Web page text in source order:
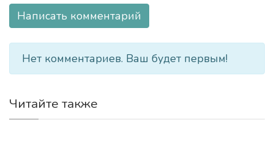
Написать комментарий
Нет комментариев. Ваш будет первым!
Читайте также